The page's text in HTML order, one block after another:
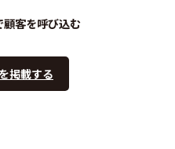
顧客を呼び込む
掲載する